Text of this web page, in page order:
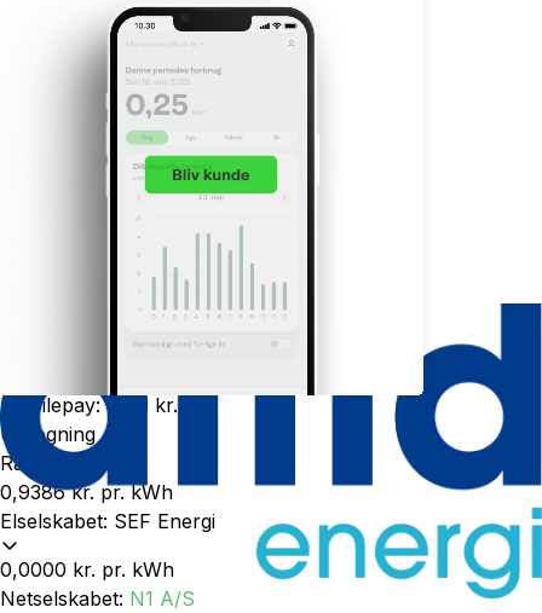
pr. kWh
pr. måned
Gå til udbyder
Betalingsgebyrer
Betalingsservice : 6,00 kr.
Mobilepay: 0,00 kr.
Udregning
Rå elpris
0,9386 kr. pr. kWh
Elselskabet: SEF Energi
0,0000 kr. pr. kWh
Netselskabet: N1 A/S